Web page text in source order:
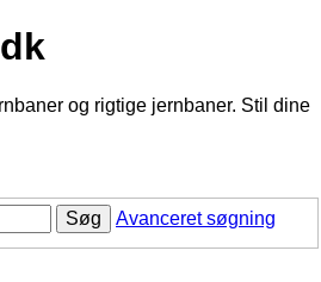
og rigtige jernbaner. Stil dine
Søg Avanceret søgning